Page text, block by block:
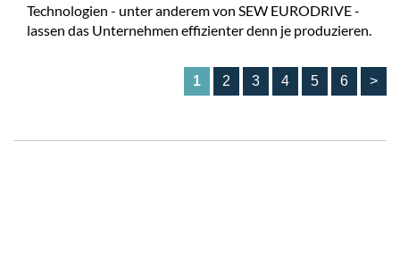
Technologien - unter anderem von SEW EURODRIVE -
lassen das Unternehmen effizienter denn je produzieren.
1 2 3 4 5 6 >